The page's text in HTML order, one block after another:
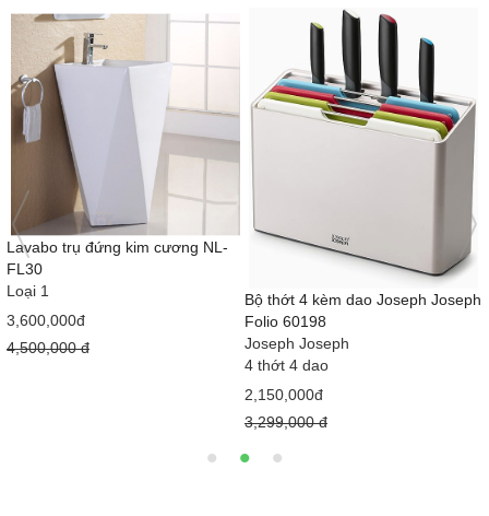
Lavabo trụ đứng kim cương NL-
FL30
Loại 1
3,600,000đ
4,500,000 đ
Bộ thớt 4 kèm dao Joseph Joseph
Folio 60198
Joseph Joseph
4 thớt 4 dao
2,150,000đ
3,299,000 đ